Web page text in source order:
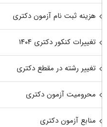
هزینه ثبت نام آزمون دکتری
تغییرات کنکور دکتری ۱۴۰۴
تغییر رشته در مقطع دکتری
محرومیت آزمون دکتری
منابع آزمون دکتری